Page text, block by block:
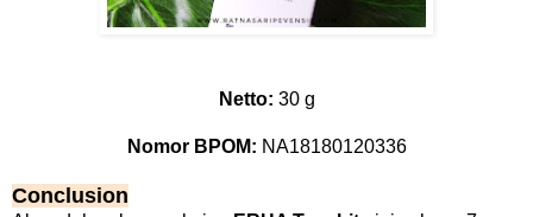
Netto: 30 g
Nomor BPOM: NA18180120336
Conclusion